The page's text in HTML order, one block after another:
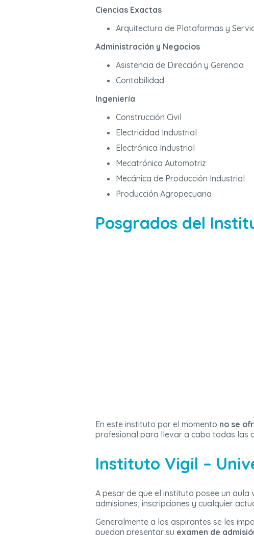
Ciencias Exactas
Arquitectura de Plataformas y
Administración y Negocios
Asistencia de Dirección y Gerencia
Contabilidad
Ingeniería
Construcción Civil
Electricidad Industrial
Electrónica Industrial
Mecatrónica Automotriz
Mecánica de Producción Industrial
Producción Agropecuaria
Posgrados del
En este instituto por el momento no se
profesional para llevar a cabo todas las
Instituto Vigil –
A pesar de que el instituto posee un
admisiones, inscripciones y cualquier
Generalmente a los aspirantes se les
puedan presentar su examen de